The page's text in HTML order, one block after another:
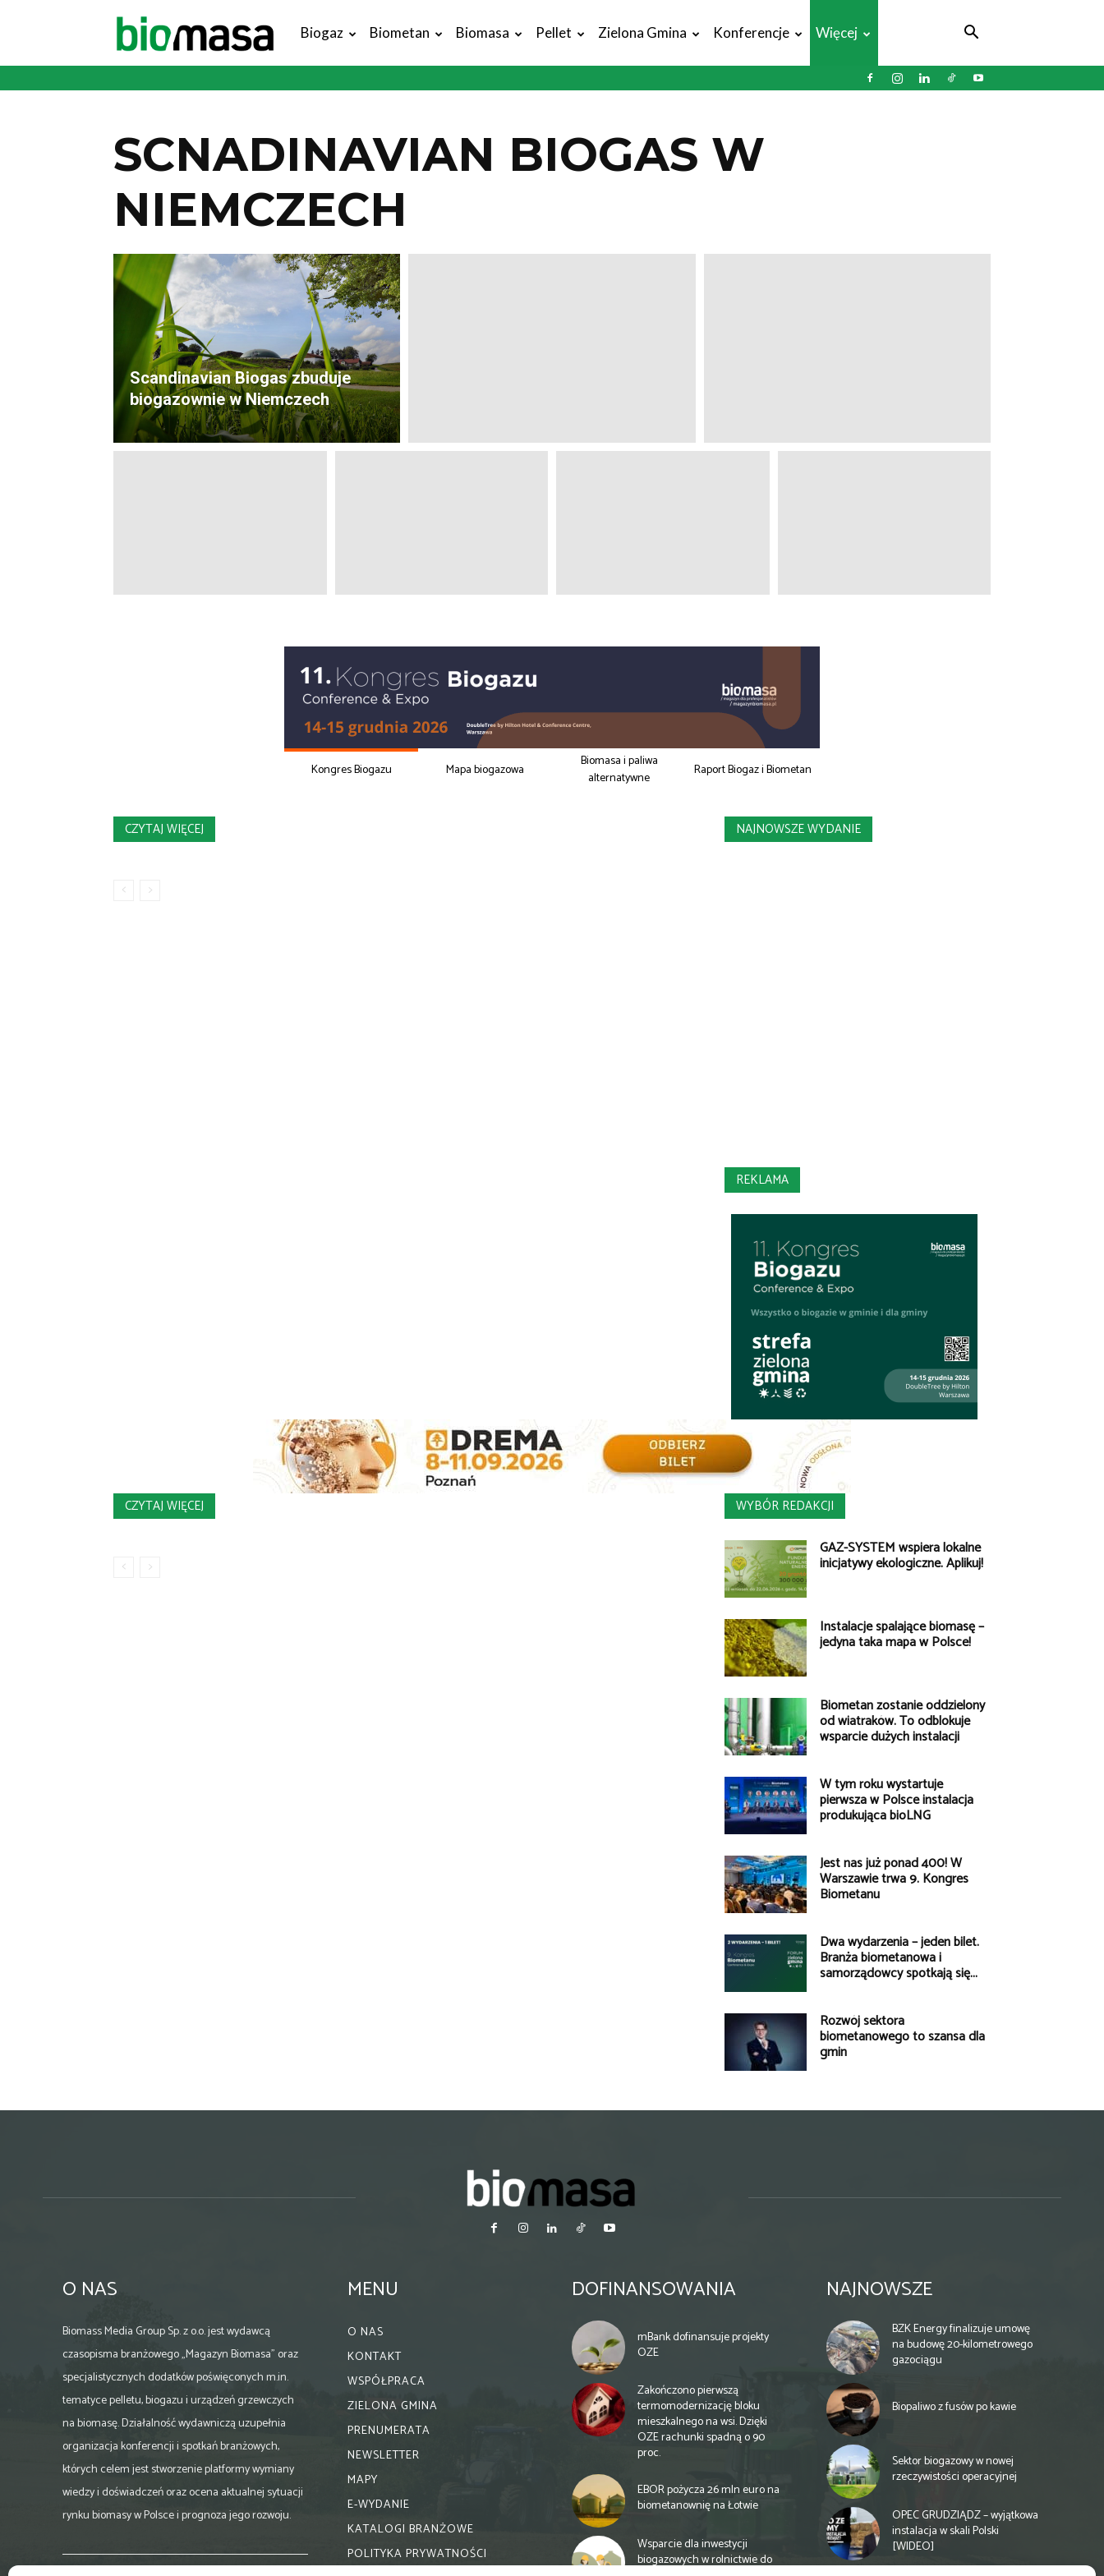
Magazyn
Biogaz Biometan Biomasa Pellet Zielona Gmina Konferencje Więcej
SCNADINAVIAN BIOGAS W
NIEMCZECH
Scandinavian Biogas zbuduje
biogazownie w Niemczech
Kongres Biogazu Mapa biogazowa
Biomasa i paliwa
alternatywne
Raport Biogaz i Biometan
CZYTAJ WIĘCEJ NAJNOWSZE WYDANIE
REKLAMA
CZYTAJ WIĘCEJ WYBÓR REDAKCJI
GAZ-SYSTEM wspiera lokalne
inicjatywy ekologiczne. Aplikuj!
Instalacje spalające biomasę –
jedyna taka mapa w Polsce!
Biometan zostanie oddzielony
od wiatraków. To odblokuje
wsparcie dużych instalacji
W tym roku wystartuje
pierwsza w Polsce instalacja
produkująca bioLNG
Jest nas już ponad 400! W
Warszawie trwa 9. Kongres
Biometanu
Dwa wydarzenia – jeden bilet.
Branża biometanowa i
samorządowcy spotkają się...
Rozwój sektora
biometanowego to szansa dla
gmin
O NAS
Biomass Media Group Sp. z o.o. jest wydawcą
czasopisma branżowego „Magazyn Biomasa” oraz
specjalistycznych dodatków poświęconych m.in.
tematyce pelletu, biogazu i urządzeń grzewczych
na biomasę. Działalność wydawniczą uzupełnia
organizacja konferencji i spotkań branżowych,
których celem jest stworzenie platformy wymiany
wiedzy i doświadczeń oraz ocena aktualnej sytuacji
rynku biomasy w Polsce i prognoza jego rozwoju.
MENU
O NAS
KONTAKT
WSPÓŁPRACA
ZIELONA GMINA
PRENUMERATA
NEWSLETTER
MAPY
E-WYDANIE
KATALOGI BRANŻOWE
POLITYKA PRYWATNOŚCI
DOFINANSOWANIA
mBank dofinansuje projekty
OZE
Zakończono pierwszą
termomodernizację bloku
mieszkalnego na wsi. Dzięki
OZE rachunki spadną o 90
proc.
EBOR pożycza 26 mln euro na
biometanownię na Łotwie
Wsparcie dla inwestycji
biogazowych w rolnictwie do
NAJNOWSZE
BZK Energy finalizuje umowę
na budowę 20-kilometrowego
gazociągu
Biopaliwo z fusów po kawie
Sektor biogazowy w nowej
rzeczywistości operacyjnej
OPEC GRUDZIĄDZ – wyjątkowa
instalacja w skali Polski
[WIDEO]